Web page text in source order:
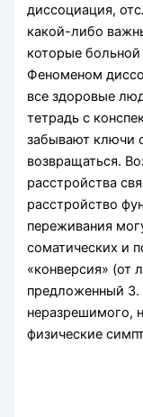
диссоциация,
какой-либо
которые
Феноменом
все здоровые
тетрадь с
забывают ключи
возвращаться.
расстройства
расстройство
переживания
соматических и
«конверсия» (от
предложенный З.
неразрешимого,
физические